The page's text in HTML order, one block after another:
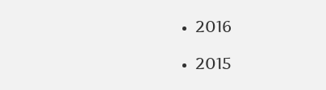
2016
2015